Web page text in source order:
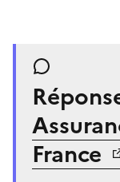
France